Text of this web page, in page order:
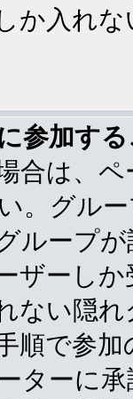
か入れ
参加す
合は、
。グル
ループ
ザーし
ない隠
順で参
ターに